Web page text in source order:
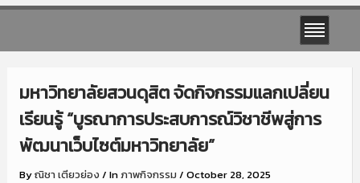
มหาวิทยาลัยสวนดุสิต จัดกิจกรรมแลกเปลี่ยน
เรียนรู้ “บูรณาการประสบการณ์วิชาชีพสู่การ
พัฒนาเว็บไซต์มหาวิทยาลัย”
Byณิชา เตียวย่อง / Inภาพกิจกรรม / October 28, 2025